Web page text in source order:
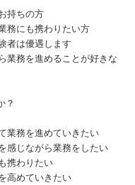
持ちの方
務にも携わりたい方
者は優遇します
業務を進めることが好きな
？
業務を進めていきたい
感じながら業務をしたい
携わりたい
高めていきたい